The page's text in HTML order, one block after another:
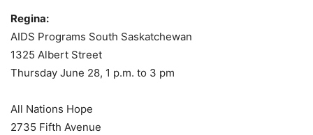
Regina:
AIDS Programs South Saskatchewan
1325 Albert Street
Thursday June 28, 1 p.m. to 3 pm
All Nations Hope
2735 Fifth Avenue